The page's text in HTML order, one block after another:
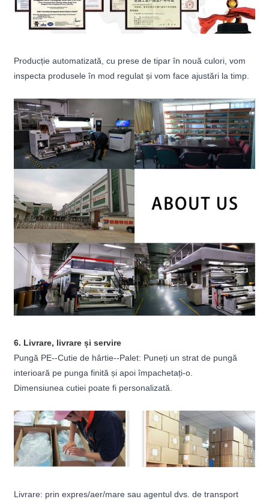
Producție automatizată, cu prese de tipar în nouă culori, vom
inspecta produsele în mod regulat și vom face ajustări la timp.
6. Livrare, livrare și servire
Pungă PE--Cutie de hârtie--Palet: Puneți un strat de pungă
interioară pe punga finită și apoi împachetați-o.
Dimensiunea cutiei poate fi personalizată.
Livrare: prin expres/aer/mare sau agentul dvs. de transport